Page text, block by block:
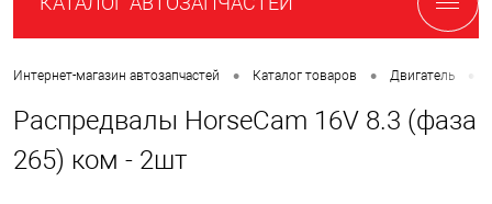
Интернет-магазин автозапчастей • Каталог товаров • Двигатель
Распредвалы HorseCam 16V 8.3 (фаза
265) ком - 2шт